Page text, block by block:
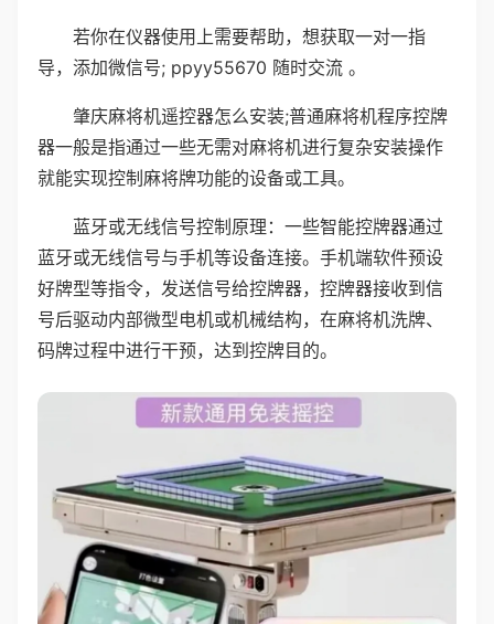
若你在仪器使用上需要帮助，想获取一对一指
导，添加微信号; ppyy55670 随时交流 。
肇庆麻将机遥控器怎么安装;普通麻将机程序控牌
器一般是指通过一些无需对麻将机进行复杂安装操作
就能实现控制麻将牌功能的设备或工具。
蓝牙或无线信号控制原理：一些智能控牌器通过
蓝牙或无线信号与手机等设备连接。手机端软件预设
好牌型等指令，发送信号给控牌器，控牌器接收到信
号后驱动内部微型电机或机械结构，在麻将机洗牌、
码牌过程中进行干预，达到控牌目的。